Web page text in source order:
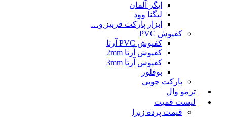
ایگر آلمان
لیگنا وود
ابزار پارکت قرنیز و…
کفپوش PVC
کفپوش PVC آرتا
کفپوش آرتا 2mm
کفپوش آرتا 3mm
بوفلور
پارکت چوبی
ترمو وال
لیست قمیت
قیمت پرده زبرا